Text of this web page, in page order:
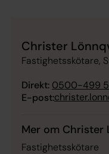
Christer
Fastighetsskötare,
Direkt: 0500-499
E-post:
Mer om Christer
Fastighetsskötare